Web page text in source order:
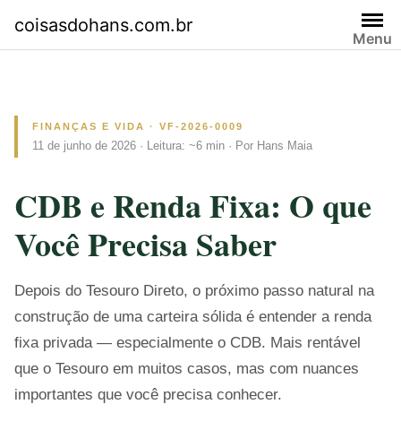
content
coisasdohans.com.br
Menu
FINANÇAS E VIDA · VF-2026-0009
11 de junho de 2026 · Leitura: ~6 min · Por Hans Maia
CDB e Renda Fixa: O que
Você Precisa Saber
Depois do Tesouro Direto, o próximo passo natural na
construção de uma carteira sólida é entender a renda
fixa privada — especialmente o CDB. Mais rentável
que o Tesouro em muitos casos, mas com nuances
importantes que você precisa conhecer.